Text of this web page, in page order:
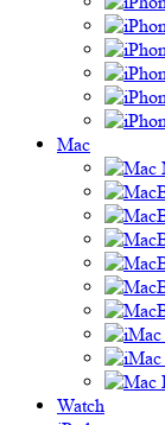
Mac
Watch